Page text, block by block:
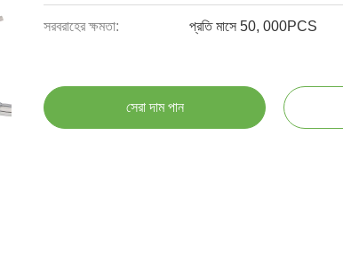
সরবরাহের ক্ষমতা: প্রতি মাসে 50, 000PCS
সেরা দাম পান